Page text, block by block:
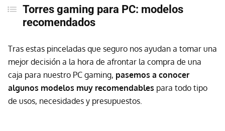
Torres gaming para PC: modelos
recomendados
Tras estas pinceladas que seguro nos ayudan a tomar una
mejor decisión a la hora de afrontar la compra de una
caja para nuestro PC gaming, pasemos a conocer
algunos modelos muy recomendables para todo tipo
de usos, necesidades y presupuestos.